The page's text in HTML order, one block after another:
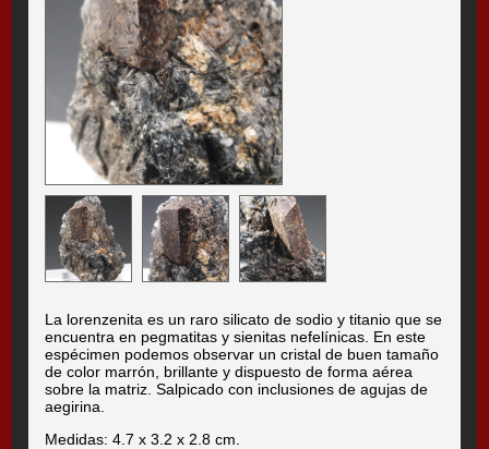
La lorenzenita es un raro silicato de sodio y titanio que se
encuentra en pegmatitas y sienitas nefelínicas. En este
espécimen podemos observar un cristal de buen tamaño
de color marrón, brillante y dispuesto de forma aérea
sobre la matriz. Salpicado con inclusiones de agujas de
aegirina.
Medidas: 4.7 x 3.2 x 2.8 cm.